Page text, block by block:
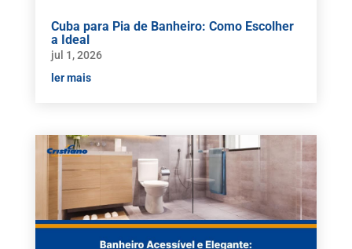
Cuba para Pia de Banheiro: Como Escolher
a Ideal
jul 1, 2026
ler mais